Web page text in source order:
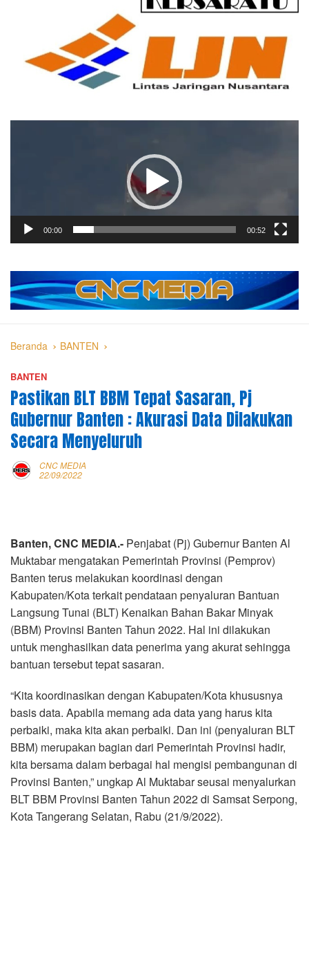
00:00 00:52
Beranda BANTEN
BANTEN
Pastikan BLT BBM Tepat Sasaran, Pj
Gubernur Banten : Akurasi Data Dilakukan
Secara Menyeluruh
CNC MEDIA
22/09/2022
Banten, CNC MEDIA.- Penjabat (Pj) Gubernur Banten Al
Muktabar mengatakan Pemerintah Provinsi (Pemprov)
Banten terus melakukan koordinasi dengan
Kabupaten/Kota terkait pendataan penyaluran Bantuan
Langsung Tunai (BLT) Kenaikan Bahan Bakar Minyak
(BBM) Provinsi Banten Tahun 2022. Hal ini dilakukan
untuk menghasilkan data penerima yang akurat sehingga
bantuan tersebut tepat sasaran.
“Kita koordinasikan dengan Kabupaten/Kota khususnya
basis data. Apabila memang ada data yang harus kita
perbaiki, maka kita akan perbaiki. Dan ini (penyaluran BLT
BBM) merupakan bagian dari Pemerintah Provinsi hadir,
kita bersama dalam berbagai hal mengisi pembangunan di
Provinsi Banten,” ungkap Al Muktabar seusai menyalurkan
BLT BBM Provinsi Banten Tahun 2022 di Samsat Serpong,
Kota Tangerang Selatan, Rabu (21/9/2022).